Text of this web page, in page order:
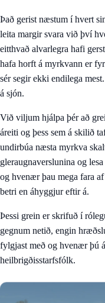
Það gerist næstum í hvert
leita margir svara við því
eitthvað alvarlegra hafi
hafa horft á myrkvann er
sér segir ekki endilega
á sjón.
Við viljum hjálpa þér að
áreiti og þess sem á skilið
undirbúa næsta myrkva
gleraugnaverslunina og
og hvenær þau mega fara
betri en áhyggjur eftir á.
Þessi grein er skrifuð í
gegnum netið, engin
fylgjast með og hvenær þú
heilbrigðisstarfsfólk.